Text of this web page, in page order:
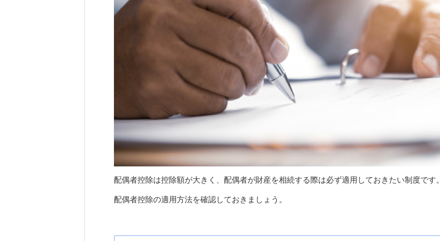
配偶者控除は控除額が大きく、配偶者が財産を相続する際は必ず適用しておきたい制度です
配偶者控除の適用方法を確認しておきましょう。